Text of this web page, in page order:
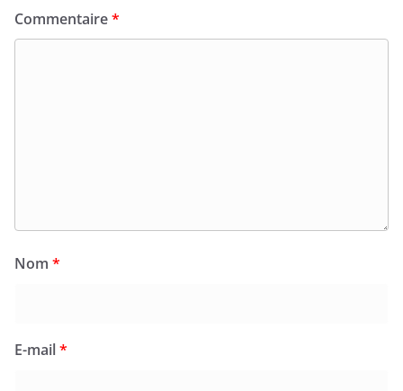
Commentaire*
Nom *
E-mail*